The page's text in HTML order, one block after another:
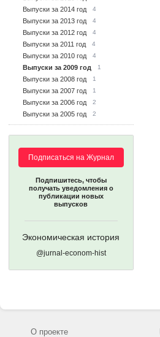
Выпуски за 2014 год 4
Выпуски за 2013 год 4
Выпуски за 2012 год 4
Выпуски за 2011 год 4
Выпуски за 2010 год 4
Выпуски за 2009 год 1
Выпуски за 2008 год 1
Выпуски за 2007 год 1
Выпуски за 2006 год 2
Выпуски за 2005 год 2
Подписаться на Журнал
Подпишитесь, чтобы
получать уведомления о
публикации новых
выпусков
Экономическая история
@jurnal-econom-hist
О проекте